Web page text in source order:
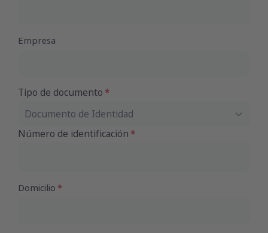
Empresa
Tipo de documento
Documento de Identidad
Número de identificación
Domicilio